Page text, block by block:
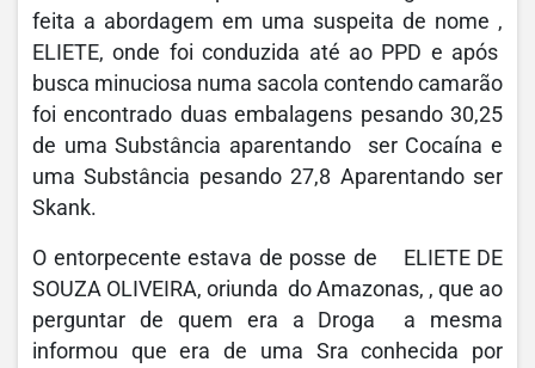
feita a abordagem em uma suspeita de nome ,
ELIETE, onde foi conduzida até ao PPD e após
busca minuciosa numa sacola contendo camarão
foi encontrado duas embalagens pesando 30,25
de uma Substância aparentando ser Cocaína e
uma Substância pesando 27,8 Aparentando ser
Skank.
O entorpecente estava de posse de ELIETE DE
SOUZA OLIVEIRA, oriunda do Amazonas, , que ao
perguntar de quem era a Droga a mesma
informou que era de uma Sra conhecida por